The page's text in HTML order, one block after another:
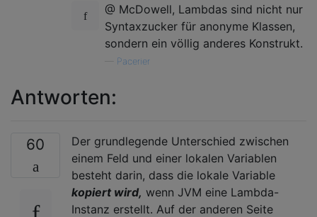
@ McDowell, Lambdas sind nicht nur
Syntaxzucker für anonyme Klassen,
sondern ein völlig anderes Konstrukt.
Pacerier
Antworten:
60
Der grundlegende Unterschied zwischen
einem Feld und einer lokalen Variablen
besteht darin, dass die lokale Variable
kopiert wird, wenn JVM eine Lambda-
Instanz erstellt. Auf der anderen Seite